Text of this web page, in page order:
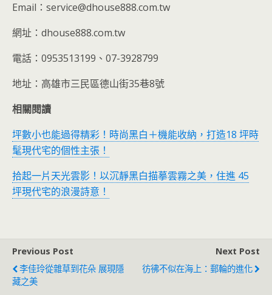
Email：service@dhouse888.com.tw
網址：dhouse888.com.tw
電話：0953513199、07-3928799
地址：高雄市三民區德山街35巷8號
相關閱讀
坪數小也能過得精彩！時尚黑白＋機能收納，打造18 坪時
髦現代宅的個性主張！
拾起一片天光雲影！以沉靜黑白描摹雲霧之美，住進 45
坪現代宅的浪漫詩意！
Previous Post
李佳玲從雜草到花朵 展現隱
藏之美
Next Post
彷彿不似在海上：郵輪的進化